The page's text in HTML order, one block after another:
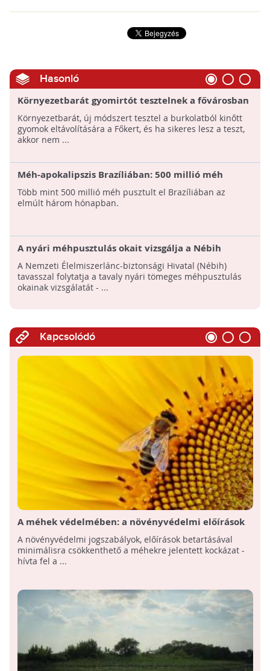
Hasonló
Környezetbarát gyomirtót tesztelnek a fővárosban
Környezetbarát, új módszert tesztel a burkolatból kinőtt
gyomok eltávolítására a Főkert, és ha sikeres lesz a teszt,
akkor nem ...
Méh-apokalipszis Brazíliában: 500 millió méh
pusztult el rovarmérgek miatt
Több mint 500 millió méh pusztult el Brazíliában az
elmúlt három hónapban.
A nyári méhpusztulás okait vizsgálja a Nébih
A Nemzeti Élelmiszerlánc-biztonsági Hivatal (Nébih)
tavasszal folytatja a tavaly nyári tömeges méhpusztulás
okainak vizsgálatát - ...
Kapcsolódó
A méhek védelmében: a növényvédelmi előírások
betartására int a Nébih
A növényvédelmi jogszabályok, előírások betartásával
minimálisra csökkenthető a méhekre jelentett kockázat -
hívta fel a ...